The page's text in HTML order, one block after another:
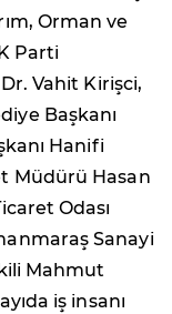
Orman ve
Parti
Vahit Kirişci,
Başkanı
Hanifi
Müdürü Hasan
Odası
Sanayi
Mahmut
iş insanı